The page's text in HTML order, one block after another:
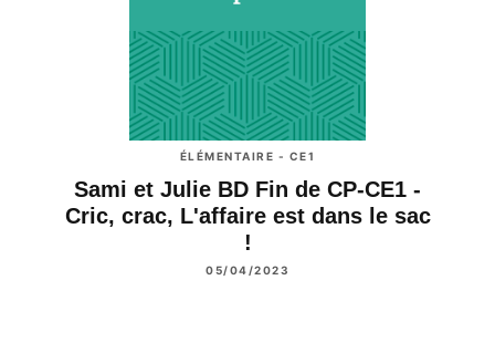
ÉLÉMENTAIRE - CE1
Sami et Julie BD Fin de CP-CE1 -
Cric, crac, L'affaire est dans le sac
!
05/04/2023